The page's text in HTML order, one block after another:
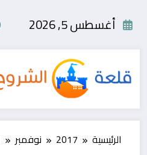
أغسطس 5, 2026
الرئيسية 2017 نوفمبر